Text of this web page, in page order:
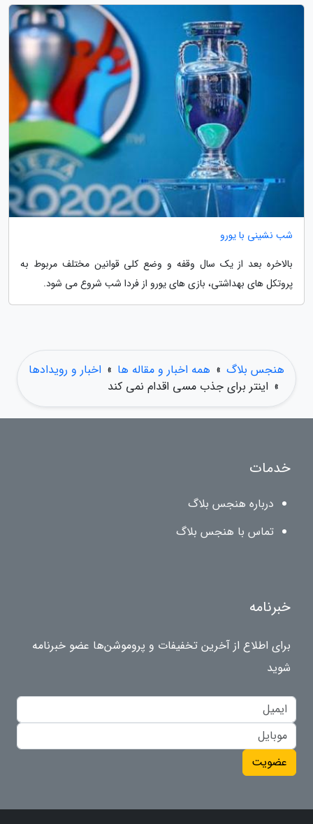
شب نشینی با یورو
بالاخره بعد از یک سال وقفه و وضع کلی قوانین مختلف مربوط به
پروتکل های بهداشتی، بازی های یورو از فردا شب شروع می شود.
هنجس بلاگ » همه اخبار و مقاله ها » اخبار و رویدادها
» اینتر برای جذب مسی اقدام نمی کند
خدمات
درباره هنجس بلاگ
تماس با هنجس بلاگ
خبرنامه
برای اطلاع از آخرین تخفیفات و پروموشن‌ها عضو خبرنامه
شوید
عضویت